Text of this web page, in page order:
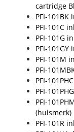
cartridge
PFI-
PFI-101C
PFI-101G
PFI-
PFI-101M
PFI-
PFI-
PFI-
PFI-
(huismerk)
PFI-101R